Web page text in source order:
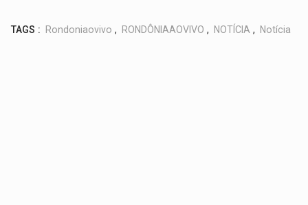
TAGS : Rondoniaovivo , RONDÔNIAAOVIVO , NOTÍCIA , Notícia